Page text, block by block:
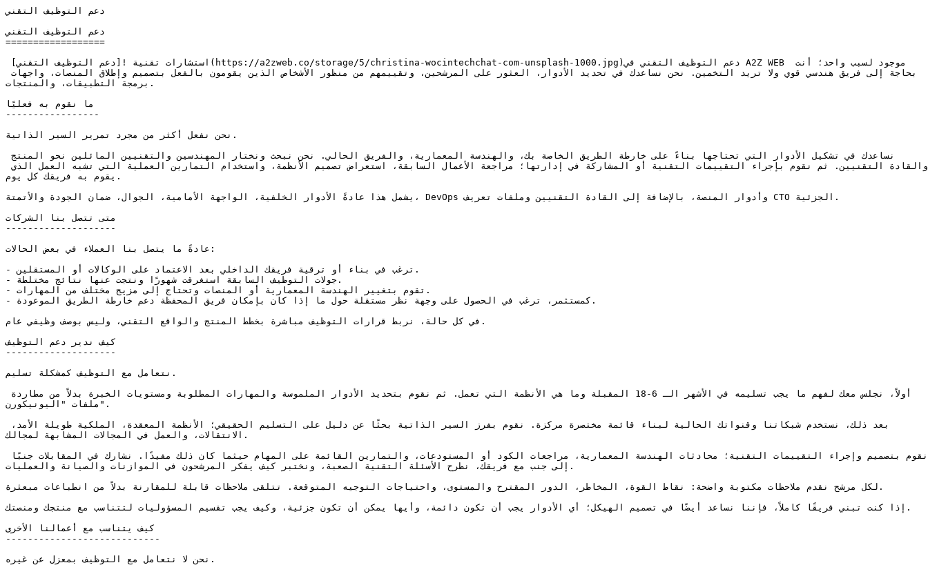
دعم التوظيف التقني
دعم التوظيف التقني
==================
برمجة التطبيقات، والمنتجات.
ما نقوم به فعليًا
-----------------
نحن نفعل أكثر من مجرد تمرير السير الذاتية.
يقوم به فريقك كل يوم.
يشمل هذا عادةً الأدوار الخلفية، الواجهة الأمامية، الجوال، ضمان الجودة والأتمتة، DevOps وأدوار المنصة، بالإضافة إلى القادة التقنيين وملفات تعريف CTO الجزئية.
متى تتصل بنا الشركات
--------------------
عادةً ما يتصل بنا العملاء في بعض الحالات:
- ترغب في بناء أو ترقية فريقك الداخلي بعد الاعتماد على الوكالات أو المستقلين.
- جولات التوظيف السابقة استغرقت شهورًا ونتجت عنها نتائج مختلطة.
- تقوم بتغيير الهندسة المعمارية أو المنصات وتحتاج إلى مزيج مختلف من المهارات.
- كمستثمر، ترغب في الحصول على وجهة نظر مستقلة حول ما إذا كان بإمكان فريق المحفظة دعم خارطة الطريق الموعودة.
في كل حالة، نربط قرارات التوظيف مباشرة بخطط المنتج والواقع التقني، وليس بوصف وظيفي عام.
كيف ندير دعم التوظيف
--------------------
نتعامل مع التوظيف كمشكلة تسليم.
ملفات "اليونيكورن".
الانتقالات، والعمل في المجالات المشابهة لمجالك.
إلى جنب مع فريقك، نطرح الأسئلة التقنية الصعبة، ونختبر كيف يفكر المرشحون في الموازنات والصيانة والعمليات.
لكل مرشح نقدم ملاحظات مكتوبة واضحة: نقاط القوة، المخاطر، الدور المقترح والمستوى، واحتياجات التوجيه المتوقعة. تتلقى ملاحظات قابلة للمقارنة بدلاً من انطباعات مبعثرة.
إذا كنت تبني فريقًا كاملاً، فإننا نساعد أيضًا في تصميم الهيكل؛ أي الأدوار يجب أن تكون دائمة، وأيها يمكن أن تكون جزئية، وكيف يجب تقسيم المسؤوليات لتتناسب مع منتجك ومنصتك.
كيف يتناسب مع أعمالنا الأخرى
----------------------------
نحن لا نتعامل مع التوظيف بمعزل عن غيره.